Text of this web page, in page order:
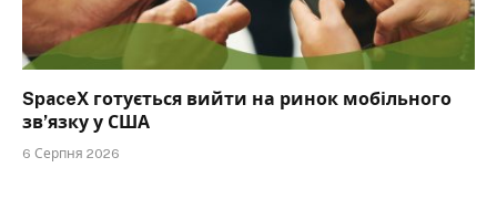
SpaceX готується вийти на ринок мобільного
зв’язку у США
6 Серпня 2026